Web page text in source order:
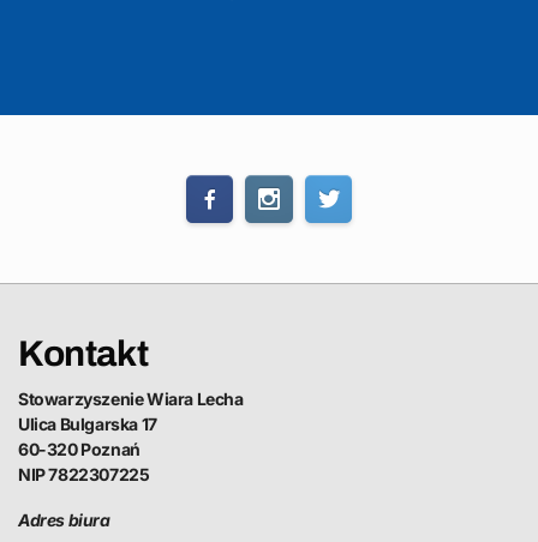
Kontakt
Stowarzyszenie Wiara Lecha
Ulica Bulgarska 17
60-320 Poznań
NIP 7822307225
Adres biura